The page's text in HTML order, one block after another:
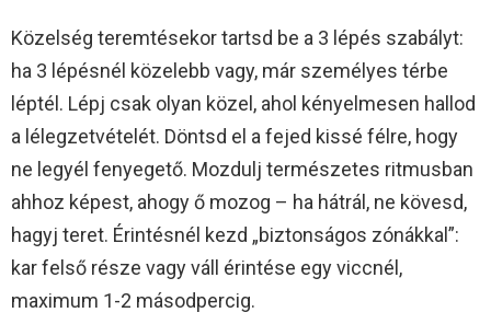
Közelség teremtésekor tartsd be a 3 lépés szabályt:
ha 3 lépésnél közelebb vagy, már személyes térbe
léptél. Lépj csak olyan közel, ahol kényelmesen hallod
a lélegzetvételét. Döntsd el a fejed kissé félre, hogy
ne legyél fenyegető. Mozdulj természetes ritmusban
ahhoz képest, ahogy ő mozog – ha hátrál, ne kövesd,
hagyj teret. Érintésnél kezd „biztonságos zónákkal”:
kar felső része vagy váll érintése egy viccnél,
maximum 1-2 másodpercig.